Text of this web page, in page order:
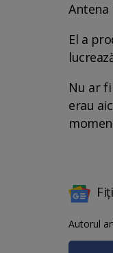
Antena
El a
Nu ar
erau
Autorul